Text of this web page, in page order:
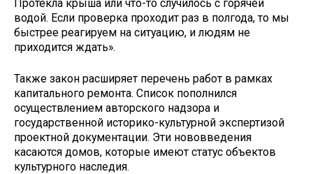
Протекла крыша или что-то случилось с горячей
водой. Если проверка проходит раз в полгода, то мы
быстрее реагируем на ситуацию, и людям не
приходится ждать».
Также закон расширяет перечень работ в рамках
капитального ремонта. Список пополнился
осуществлением авторского надзора и
государственной историко-культурной экспертизой
проектной документации. Эти нововведения
касаются домов, которые имеют статус объектов
культурного наследия.